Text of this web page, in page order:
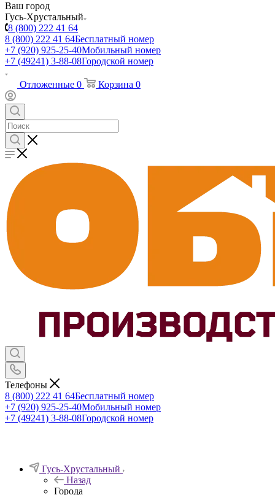
Ваш город
Гусь-Хрустальный
8 (800) 222 41 64
8 (800) 222 41 64Бесплатный номер
+7 (920) 925-25-40Мобильный номер
+7 (49241) 3-88-08Городской номер
Отложенные 0 Корзина 0
Телефоны
8 (800) 222 41 64Бесплатный номер
+7 (920) 925-25-40Мобильный номер
+7 (49241) 3-88-08Городской номер
Гусь-Хрустальный
Назад
Города